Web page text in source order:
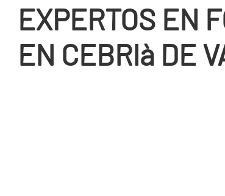
EXPERTOS EN
EN CEBRIà DE